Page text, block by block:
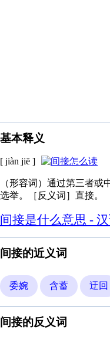
基本释义
[ jiàn jiē ]
（形容词）通过第三者
选举。［反义词］直接。
间接是什么意思 -
间接的近义词
委婉 含蓄 迂回
间接的反义词